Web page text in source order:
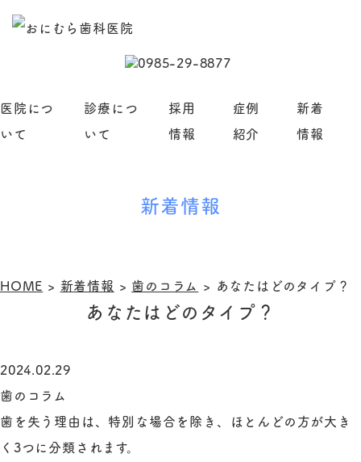
医院につ
いて
診療につ
いて
採用
情報
症例
紹介
新着
情報
新着情報
HOME > 新着情報 > 歯のコラム > あなたはどのタイプ？
あなたはどのタイプ？
2024.02.29
歯のコラム
歯を失う理由は、特別な場合を除き、ほとんどの方が大き
く3つに分類されます。